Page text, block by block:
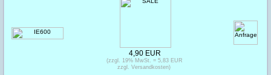
4,90 EUR
(zzgl. 19% MwSt. = 5,83 EUR
zzgl. Versandkosten)